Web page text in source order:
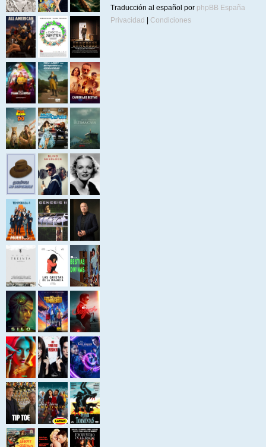
Traducción al español por phpBB España
Privacidad
Condiciones